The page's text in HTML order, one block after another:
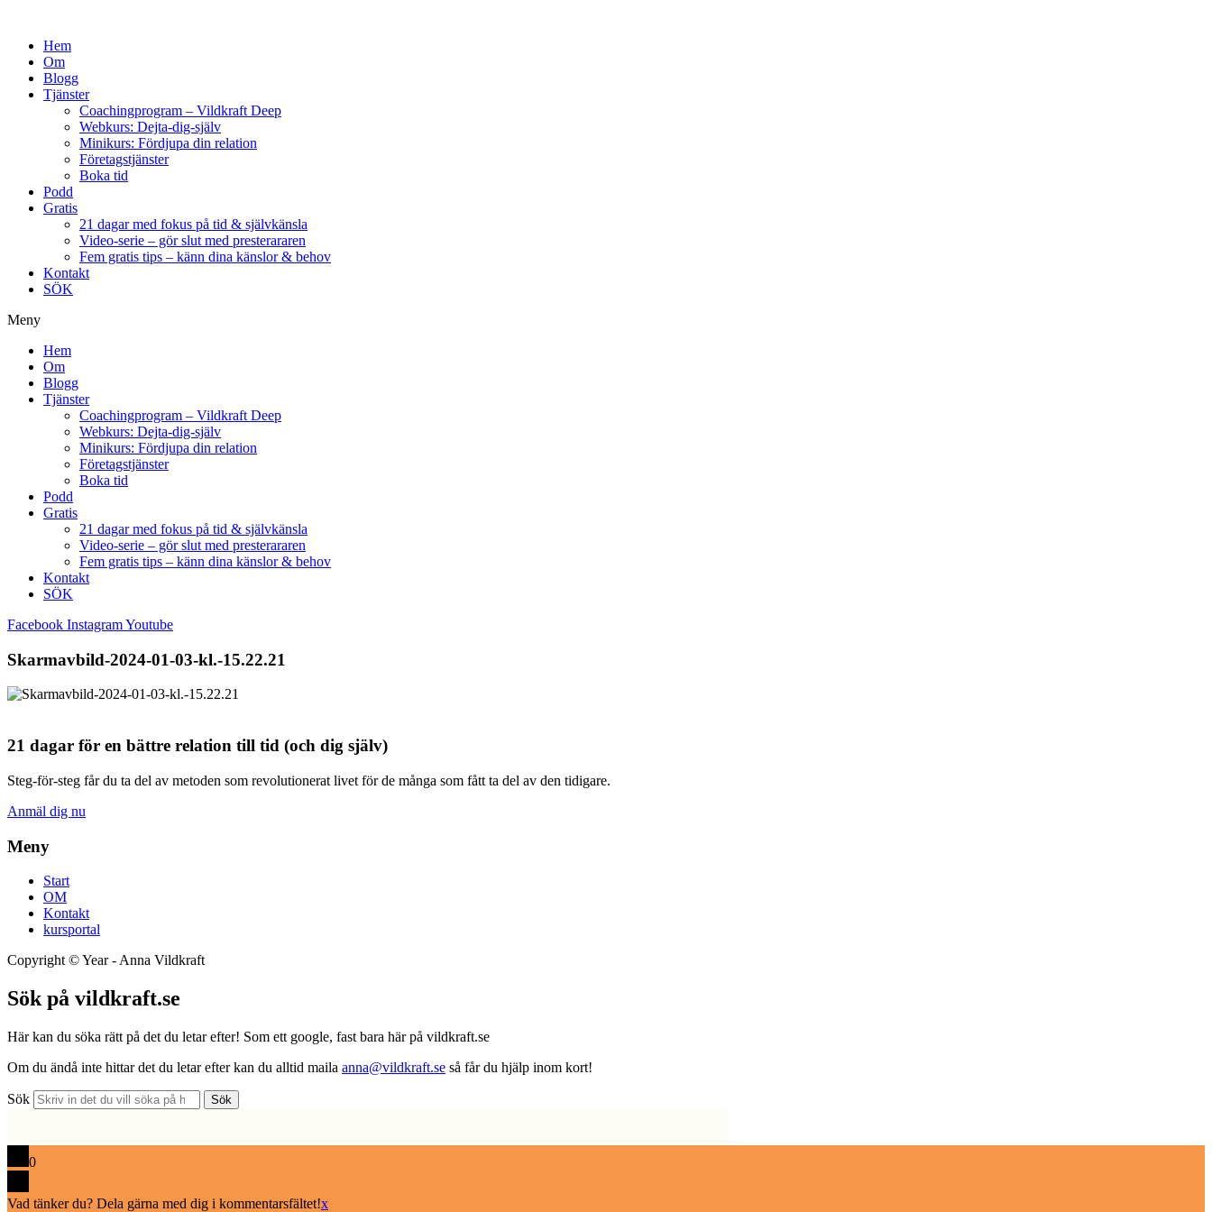
Hem
Om
Blogg
Tjänster
Coachingprogram – Vildkraft Deep
Webkurs: Dejta-dig-själv
Minikurs: Fördjupa din relation
Företagstjänster
Boka tid
Podd
Gratis
21 dagar med fokus på tid & självkänsla
Video-serie – gör slut med presterararen
Fem gratis tips – känn dina känslor & behov
Kontakt
SÖK
Meny
Hem
Om
Blogg
Tjänster
Coachingprogram – Vildkraft Deep
Webkurs: Dejta-dig-själv
Minikurs: Fördjupa din relation
Företagstjänster
Boka tid
Podd
Gratis
21 dagar med fokus på tid & självkänsla
Video-serie – gör slut med presterararen
Fem gratis tips – känn dina känslor & behov
Kontakt
SÖK
Facebook InstagramYoutube
Skarmavbild-2024-01-03-kl.-15.22.21
21 dagar för en bättre relation till tid (och dig själv)
Steg-för-steg får du ta del av metoden som revolutionerat livet för de många som fått ta del av den tidigare.
Anmäl dig nu
Meny
Start
OM
Kontakt
kursportal
Copyright ©Year- Anna Vildkraft
Sök på vildkraft.se
Här kan du söka rätt på det du letar efter! Som ett google, fast bara här på vildkraft.se
Om du ändå inte hittar det du letar efter kan du alltid maila anna@vildkraft.se så får du hjälp inom kort!
Sök Sök
0
Vad tänker du? Dela gärna med dig i kommentarsfältet!x